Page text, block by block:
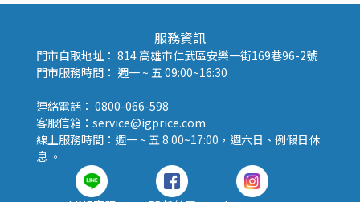
服務資訊
門市自取地址： 814 高雄市仁武區安樂一街169巷96-2號
門市服務時間： 週一 ~ 五 09:00~16:30
連絡電話： 0800-066-598
客服信箱：service@igprice.com
線上服務時間：週一 ~ 五 8:00~17:00，週六日、例假日休
息 。